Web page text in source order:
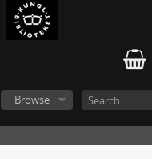
Browse